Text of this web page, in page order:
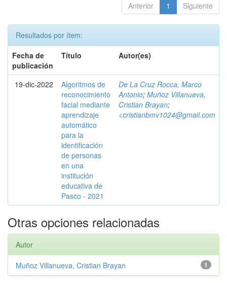
Anterior 1 Siguiente
Resultados por ítem:
Fecha de
publicación
Título Autor(es)
19-dic-2022
Algoritmos de
reconocimiento
facial mediante
aprendizaje
automático
para la
identificación
de personas
en una
institución
educativa de
Pasco - 2021
De La Cruz Rocca, Marco
Antonio; Muñoz Villanueva,
Cristian Brayan;
<cristianbmv1024@gmail.com
Otras opciones relacionadas
Autor
1
Muñoz Villanueva, Cristian Brayan